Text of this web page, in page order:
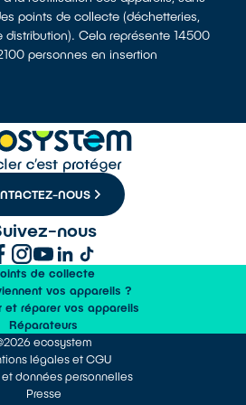
points de collecte (déchetteries,
Cela représente 14500
personnes en insertion
NOUS
nous
de collecte
vos appareils ?
et réparer vos appareils
Réparateurs
ecosystem
légales et CGU
données personnelles
Presse